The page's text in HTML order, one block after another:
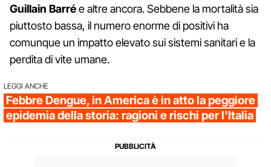
Guillain Barrée altre ancora. Sebbene la mortalità sia
piuttosto bassa, il numero enorme di positivi ha
comunque un impatto elevato sui sistemi sanitari e la
perdita di vite umane.
LEGGI ANCHE
Febbre Dengue, in America è in atto la peggiore
epidemia della storia: ragioni e rischi per l'Italia